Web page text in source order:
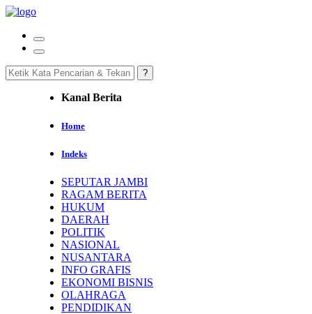
Kanal Berita
Home
Indeks
SEPUTAR JAMBI
RAGAM BERITA
HUKUM
DAERAH
POLITIK
NASIONAL
NUSANTARA
INFO GRAFIS
EKONOMI BISNIS
OLAHRAGA
PENDIDIKAN